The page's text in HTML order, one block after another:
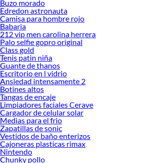
Buzo morado
Edredon astronauta
Camisa para hombre rojo
Babaria
212 vip men carolina herrera
Palo selfie gopro original
Class gold
Tenis patin niña
Guante de thanos
Escritorio en l vidrio
Ansiedad intensamente 2
Botines altos
Tangas de encaje
Limpiadores faciales Cerave
Cargador de celular solar
Medias para el frio
Zapatillas de sonic
Vestidos de baño enterizos
Cajoneras plasticas rimax
Nintendo
Chunky pollo